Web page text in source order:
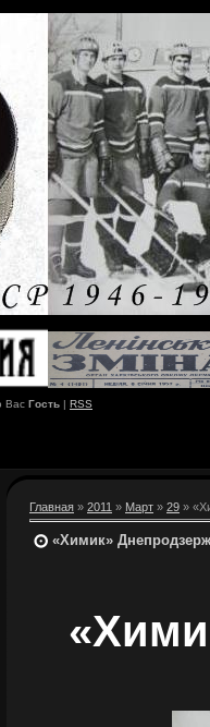
Вас Гость | RSS
Главная » 2011 » Март » 29 »
«Химик»